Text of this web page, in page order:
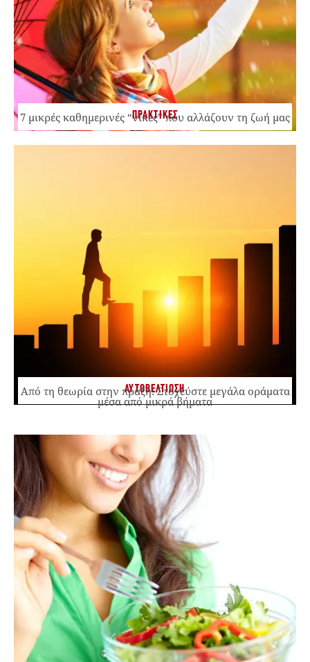
ΠΡΑΚΤΙΚΕΣ
7 μικρές καθημερινές “νίκες” που αλλάζουν τη ζωή μας
ΑΥΤΟΒΕΛΤΙΩΣΗ
Από τη θεωρία στην πράξη: Στοχεύστε μεγάλα οράματα
μέσα από μικρά βήματα